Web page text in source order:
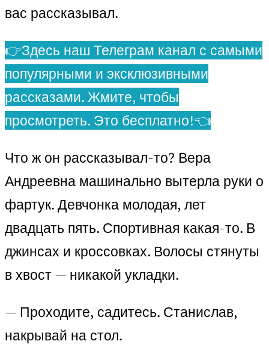
вас рассказывал.
👉Здесь наш Телеграм канал с самыми
популярными и эксклюзивными
рассказами. Жмите, чтобы
просмотреть. Это бесплатно!👈
Что ж он рассказывал-то? Вера
Андреевна машинально вытерла руки о
фартук. Девчонка молодая, лет
двадцать пять. Спортивная какая-то. В
джинсах и кроссовках. Волосы стянуты
в хвост — никакой укладки.
— Проходите, садитесь. Станислав,
накрывай на стол.